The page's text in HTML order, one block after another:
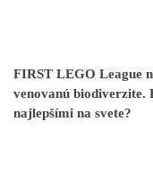
FIRST LEGO League
venovanú biodiverzite.
najlepšími na svete?